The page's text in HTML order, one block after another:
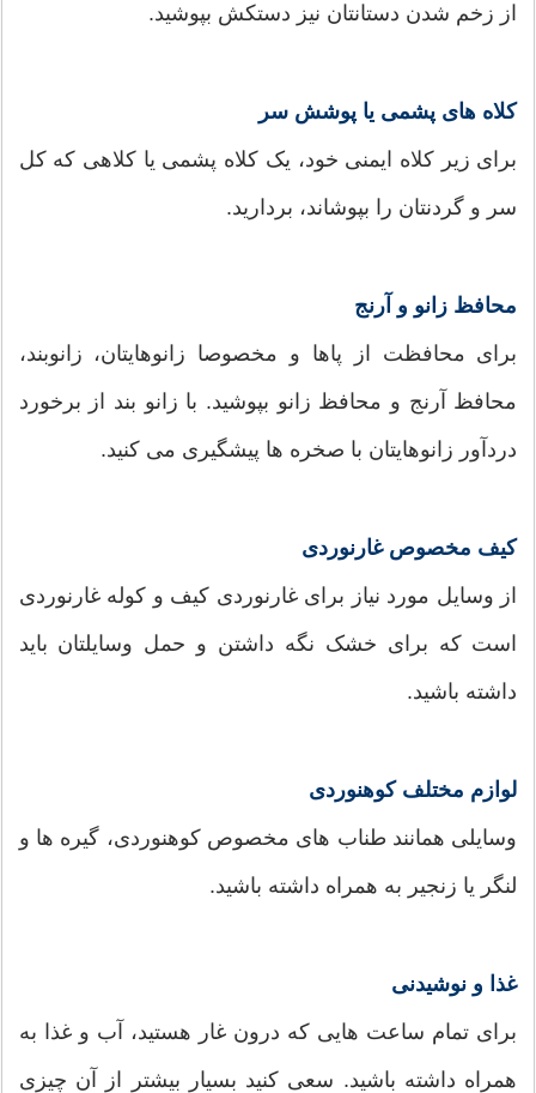
از زخم شدن دستانتان نیز دستکش بپوشید.
کلاه های پشمی یا پوشش سر
برای زیر کلاه ایمنی خود، یک کلاه پشمی یا کلاهی که کل
سر و گردنتان را بپوشاند، بردارید.
محافظ زانو و آرنج
برای محافظت از پاها و مخصوصا زانوهایتان، زانوبند،
محافظ آرنج و محافظ زانو بپوشید. با زانو بند از برخورد
دردآور زانوهایتان با صخره ها پیشگیری می کنید.
کیف مخصوص غارنوردی
از وسایل مورد نیاز برای غارنوردی کیف و کوله غارنوردی
است که برای خشک نگه داشتن و حمل وسایلتان باید
داشته باشید.
لوازم مختلف کوهنوردی
وسایلی همانند طناب های مخصوص کوهنوردی، گیره ها و
لنگر یا زنجیر به همراه داشته باشید.
غذا و نوشیدنی
برای تمام ساعت هایی که درون غار هستید، آب و غذا به
همراه داشته باشید. سعی کنید بسیار بیشتر از آن چیزی